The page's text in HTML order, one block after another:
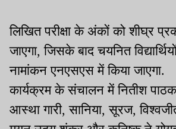
लिखित परीक्षा के अंकों को शीघ्र
जाएगा, जिसके बाद चयनित
नामांकन एनएसएस में किया जाएगा.
कार्यक्रम के संचालन में नितीश
आस्था गारी, सानिया, सूरज,